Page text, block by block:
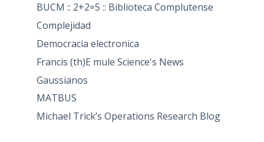
BUCM :: 2+2=5 :: Biblioteca Complutense
Complejidad
Democracia electronica
Francis (th)E mule Science's News
Gaussianos
MATBUS
Michael Trick’s Operations Research Blog